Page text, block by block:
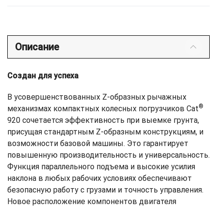
Описание
Создан для успеха
В усовершенствованных Z-образных рычажных
механизмах компактных колесных погрузчиков Cat®
920 сочетается эффективность при выемке грунта,
присущая стандартным Z-образным конструкциям, и
возможности базовой машины. Это гарантирует
повышенную производительность и универсальность.
Функция параллельного подъема и высокие усилия
наклона в любых рабочих условиях обеспечивают
безопасную работу с грузами и точность управления.
Новое расположение компонентов двигателя